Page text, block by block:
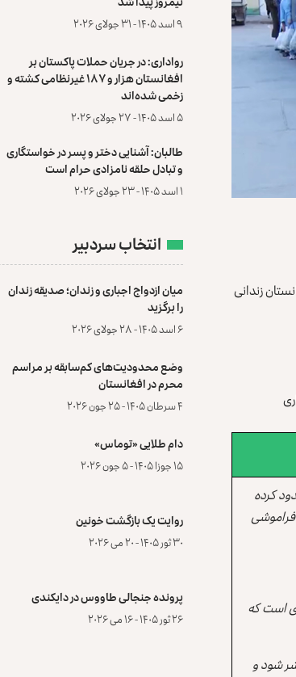
زندانی
کرده
است که
شود و
۹ اسد ۱۴۰۵ - ۳۱ جولای ۲۰۲۶
رواداری: در جریان حملات پاکستان بر
افغانستان هزار و ۱۸۷ غیرنظامی کشته و
زخمی شده‌اند
۵ اسد ۱۴۰۵ - ۲۷ جولای ۲۰۲۶
طالبان: آشنایی دختر و پسر در خواستگاری
و تبادل حلقه نامزادی حرام است
۱ اسد ۱۴۰۵ - ۲۳ جولای ۲۰۲۶
انتخاب سردبیر
میان ازدواج اجباری و زندان؛ صدیقه زندان
را برگزید
۶ اسد ۱۴۰۵ - ۲۸ جولای ۲۰۲۶
وضع محدودیت‌های کم‌سابقه بر مراسم
محرم در افغانستان
۴ سرطان ۱۴۰۵ - ۲۵ جون ۲۰۲۶
دام طلایی «توماس»
۱۵ جوزا ۱۴۰۵ - ۵ جون ۲۰۲۶
روایت یک بازگشت خونین
۳۰ ثور ۱۴۰۵ - ۲۰ می ۲۰۲۶
پرونده‌ جنجالی طاووس در دایکندی
۲۶ ثور ۱۴۰۵ - ۱۶ می ۲۰۲۶